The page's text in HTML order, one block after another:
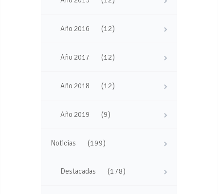
Año 2016 (12)
Año 2017 (12)
Año 2018 (12)
Año 2019 (9)
Noticias (199)
Destacadas (178)